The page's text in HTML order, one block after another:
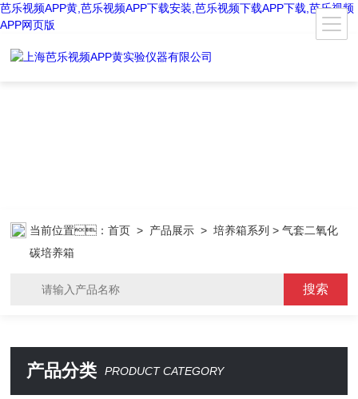
芭乐视频APP黄,芭乐视频APP下载安装,芭乐视频下载APP下载,芭乐视频
APP网页版
当前位置：首页 > 产品展示 >培养箱系列 > 气套二氧化
碳培养箱
产品分类 PRODUCT CATEGORY